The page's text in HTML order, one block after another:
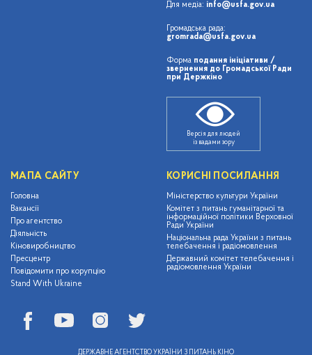
Для медіа: info@usfa.gov.ua
Громадська рада:
gromrada@usfa.gov.ua
Форма подання ініціативи /
звернення до Громадської Ради
при Держкіно
Версія для людей
із вадами зору
МАПА САЙТУ
Головна
Вакансії
Про агентство
Діяльність
Кіновиробництво
Пресцентр
Повідомити про корупцію
Stand With Ukraine
КОРИСНІ ПОСИЛАННЯ
Міністерство культури України
Комітет з питань гуманітарної та
інформаційної політики Верховної
Ради України
Національна рада України з питань
телебачення і радіомовлення
Державний комітет телебачення і
радіомовлення України
ДЕРЖАВНЕ АГЕНТСТВО УКРАЇНИ З ПИТАНЬ КІНО